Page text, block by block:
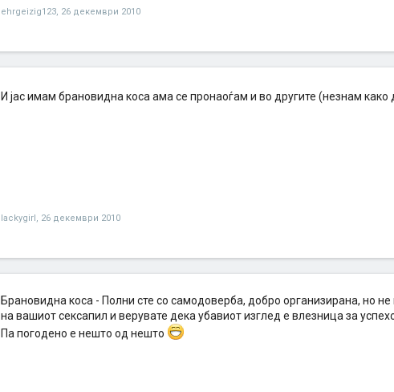
ehrgeizig123, 26 декември 2010
И јас имам брановидна коса ама се пронаоѓам и во другите (незнам како
lackygirl, 26 декември 2010
Брановидна коса - Полни сте со самодоверба, добро организирана, но
на вашиот сексапил и верувате дека убавиот изглед е влезница за
Па погодено е нешто од нешто